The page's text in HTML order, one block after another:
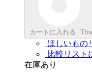
カートに入れる
ほしいもの
比較リスト
在庫あり